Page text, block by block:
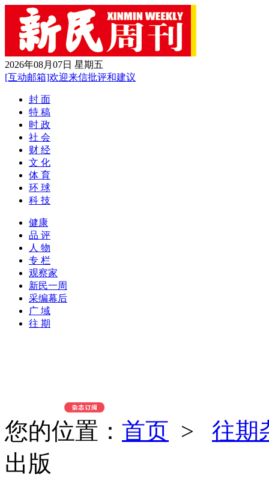
2026年08月07日 星期五
[互动邮箱]欢迎来信批评和建议
封 面
特 稿
时 政
社 会
财 经
文 化
体 育
环 球
科 技
健康
品 评
人 物
专 栏
观察家
新民一周
采编幕后
广 域
往 期
您的位置： 首页 > 往期
出版